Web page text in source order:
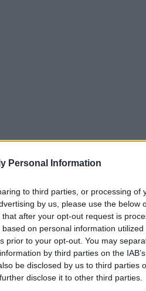
Personal Information
to third parties, or processing of
by us, please use the below
after your opt-out request is
on personal information
prior to your opt-out. You may
by third parties on the
be disclosed by us to third parties
disclose it to other third parties.
się znaleźć broń jądrowa (…) to,
NATO Mark Rutte. I rozpętała